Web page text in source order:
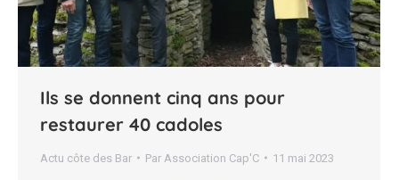
Ils se donnent cinq ans pour
restaurer 40 cadoles
Actu côte des Bar Par Association Cap'C 11 mai 2023